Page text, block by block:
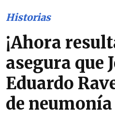
Historias
¡Ahora
asegura que
Eduardo
de